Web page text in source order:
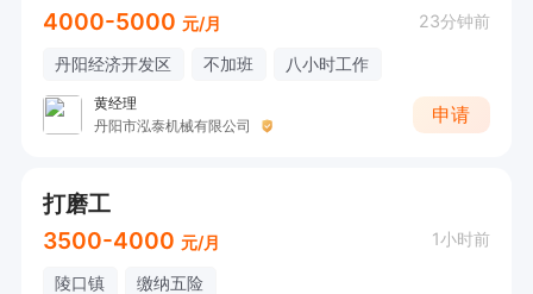
4000-5000 元/月 23分钟前
丹阳经济开发区 不加班 八小时工作
黄经理
丹阳市泓泰机械有限公司
申请
打磨工
3500-4000 元/月 1小时前
陵口镇 缴纳五险